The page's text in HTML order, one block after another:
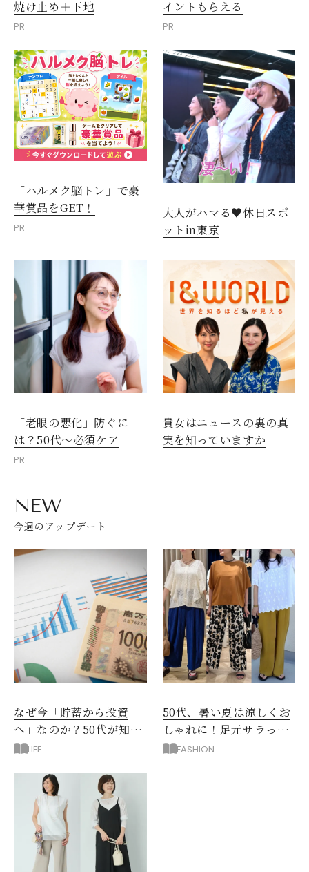
焼け止め＋下地
PR
イントもらえる
PR
「ハルメク脳トレ」で豪
華賞品をGET！
PR
大人がハマる♥休日スポ
ットin東京
「老眼の悪化」防ぐに
は？50代～必須ケア
PR
貴女はニュースの裏の真
実を知っていますか
NEW
今週のアップデート
なぜ今「貯蓄から投資
へ」なのか？50代が知る
べきお金の新常識
LIFE
50代、暑い夏は涼しくお
しゃれに！足元サラっと
快適「優秀ワイドパン
FASHION